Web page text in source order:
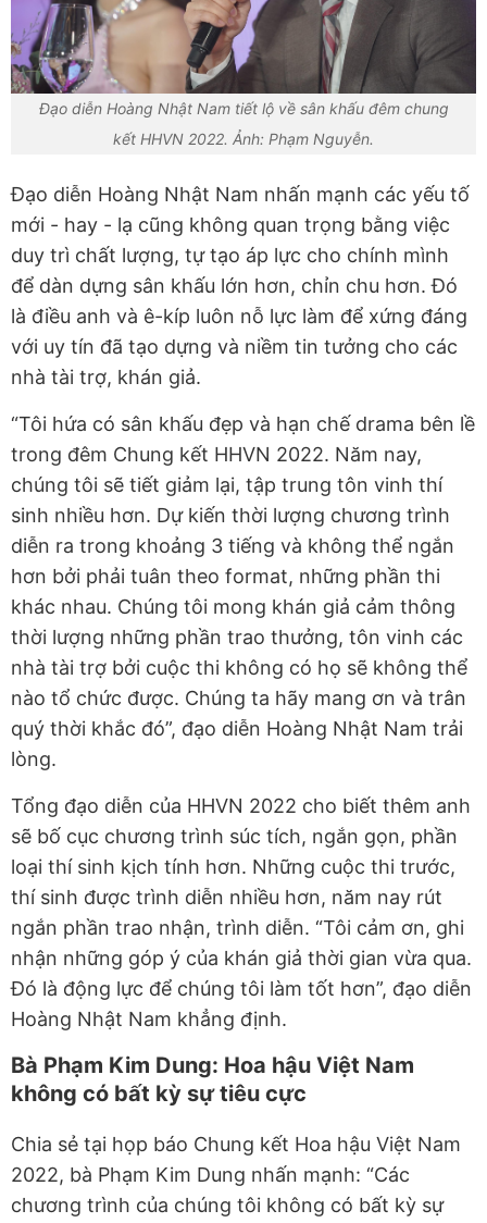
Đạo diễn Hoàng Nhật Nam tiết lộ về sân khấu đêm chung
kết HHVN 2022. Ảnh: Phạm Nguyễn.
Đạo diễn Hoàng Nhật Nam nhấn mạnh các yếu tố
mới - hay - lạ cũng không quan trọng bằng việc
duy trì chất lượng, tự tạo áp lực cho chính mình
để dàn dựng sân khấu lớn hơn, chỉn chu hơn. Đó
là điều anh và ê-kíp luôn nỗ lực làm để xứng đáng
với uy tín đã tạo dựng và niềm tin tưởng cho các
nhà tài trợ, khán giả.
“Tôi hứa có sân khấu đẹp và hạn chế drama bên lề
trong đêm Chung kết HHVN 2022. Năm nay,
chúng tôi sẽ tiết giảm lại, tập trung tôn vinh thí
sinh nhiều hơn. Dự kiến thời lượng chương trình
diễn ra trong khoảng 3 tiếng và không thể ngắn
hơn bởi phải tuân theo format, những phần thi
khác nhau. Chúng tôi mong khán giả cảm thông
thời lượng những phần trao thưởng, tôn vinh các
nhà tài trợ bởi cuộc thi không có họ sẽ không thể
nào tổ chức được. Chúng ta hãy mang ơn và trân
quý thời khắc đó”, đạo diễn Hoàng Nhật Nam trải
lòng.
Tổng đạo diễn của HHVN 2022 cho biết thêm anh
sẽ bố cục chương trình súc tích, ngắn gọn, phần
loại thí sinh kịch tính hơn. Những cuộc thi trước,
thí sinh được trình diễn nhiều hơn, năm nay rút
ngắn phần trao nhận, trình diễn. “Tôi cảm ơn, ghi
nhận những góp ý của khán giả thời gian vừa qua.
Đó là động lực để chúng tôi làm tốt hơn”, đạo diễn
Hoàng Nhật Nam khẳng định.
Bà Phạm Kim Dung: Hoa hậu Việt Nam
không có bất kỳ sự tiêu cực
Chia sẻ tại họp báo Chung kết Hoa hậu Việt Nam
2022, bà Phạm Kim Dung nhấn mạnh: “Các
chương trình của chúng tôi không có bất kỳ sự